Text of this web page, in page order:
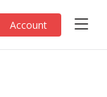
Account